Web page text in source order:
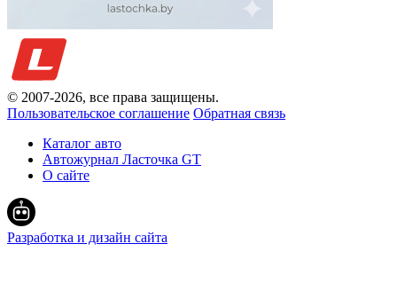
© 2007-2026, все права защищены.
Пользовательское соглашение Обратная связь
Каталог авто
Автожурнал Ласточка GT
О сайте
Разработка и дизайн сайта